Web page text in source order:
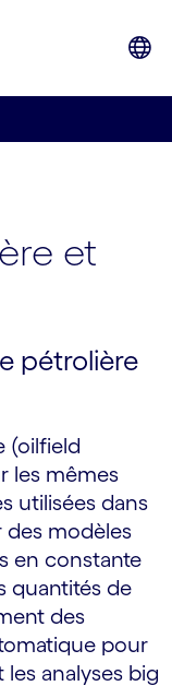
et
pétrolière
(oilfield
les mêmes
utilisées dans
des modèles
en constante
quantités de
des
pour
analyses big